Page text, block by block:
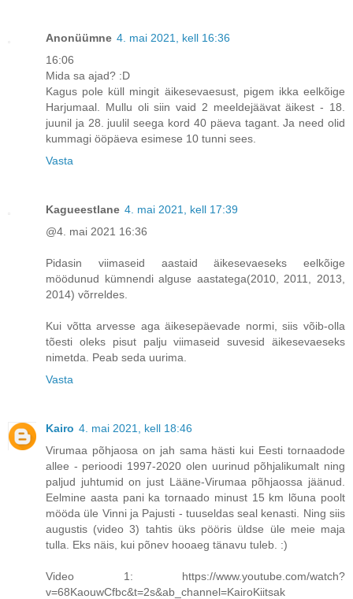
Anonüümne 4. mai 2021, kell 16:36
16:06
Mida sa ajad? :D
Kagus pole küll mingit äikesevaesust, pigem ikka eelkõige
Harjumaal. Mullu oli siin vaid 2 meeldejäävat äikest - 18.
juunil ja 28. juulil seega kord 40 päeva tagant. Ja need olid
kummagi ööpäeva esimese 10 tunni sees.
Vasta
Kagueestlane 4. mai 2021, kell 17:39
@4. mai 2021 16:36
Pidasin viimaseid aastaid äikesevaeseks eelkõige
möödunud kümnendi alguse aastatega(2010, 2011, 2013,
2014) võrreldes.
Kui võtta arvesse aga äikesepäevade normi, siis võib-olla
tõesti oleks pisut palju viimaseid suvesid äikesevaeseks
nimetda. Peab seda uurima.
Vasta
Kairo 4. mai 2021, kell 18:46
Virumaa põhjaosa on jah sama hästi kui Eesti tornaadode
allee - perioodi 1997-2020 olen uurinud põhjalikumalt ning
paljud juhtumid on just Lääne-Virumaa põhjaossa jäänud.
Eelmine aasta pani ka tornaado minust 15 km lõuna poolt
mööda üle Vinni ja Pajusti - tuuseldas seal kenasti. Ning siis
augustis (video 3) tahtis üks pööris üldse üle meie maja
tulla. Eks näis, kui põnev hooaeg tänavu tuleb. :)
Video 1: https://www.youtube.com/watch?
v=68KaouwCfbc&t=2s&ab_channel=KairoKiitsak